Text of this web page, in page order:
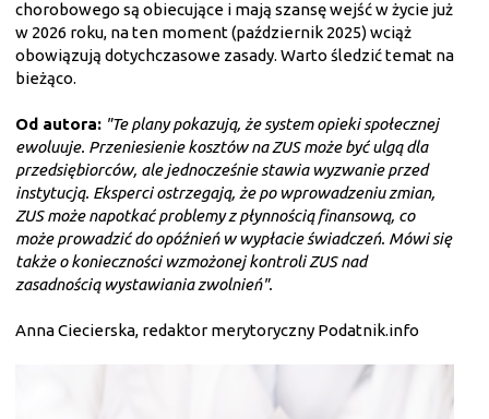
chorobowego są obiecujące i mają szansę wejść w życie już
w 2026 roku, na ten moment (październik 2025) wciąż
obowiązują dotychczasowe zasady. Warto śledzić temat na
bieżąco.
Od autora: "Te plany pokazują, że system opieki społecznej
ewoluuje. Przeniesienie kosztów na ZUS może być ulgą dla
przedsiębiorców, ale jednocześnie stawia wyzwanie przed
instytucją. Eksperci ostrzegają, że po wprowadzeniu zmian,
ZUS może napotkać problemy z płynnością finansową, co
może prowadzić do opóźnień w wypłacie świadczeń. Mówi się
także o konieczności wzmożonej kontroli ZUS nad
zasadnością wystawiania zwolnień".
Anna Ciecierska, redaktor merytoryczny Podatnik.info